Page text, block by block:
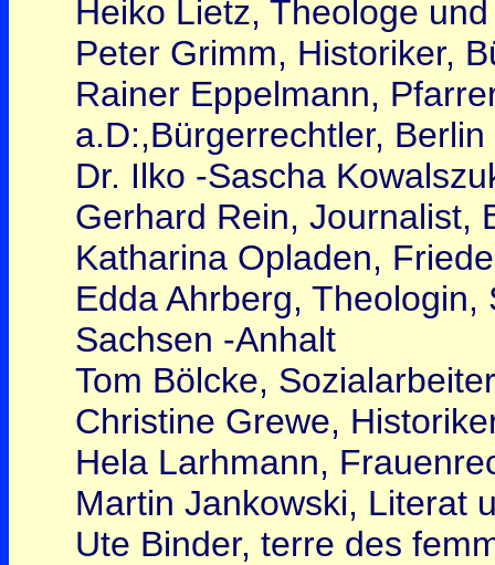
Heiko Lietz, Theologe
Peter Grimm, Historiker,
Rainer Eppelmann,
a.D:,Bürgerrechtler, Berlin
Dr. Ilko -Sascha
Gerhard Rein, Journalist,
Katharina Opladen,
Edda Ahrberg,
Sachsen -Anhalt
Tom Bölcke,
Christine Grewe,
Hela Larhmann,
Martin Jankowski, Literat
Ute Binder, terre des